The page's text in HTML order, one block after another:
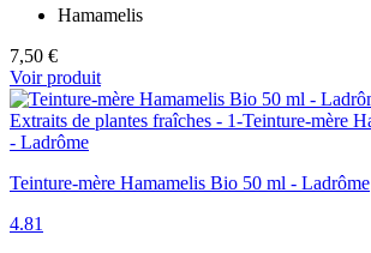
Hamamelis
7,50 €
Voir produit
Teinture-mère Hamamelis Bio 50 ml - Ladrôme
4.81